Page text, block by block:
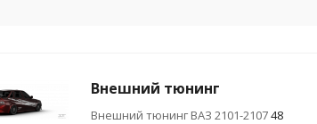
Внешний тюнинг
Внешний тюнинг ВАЗ 2101-210748